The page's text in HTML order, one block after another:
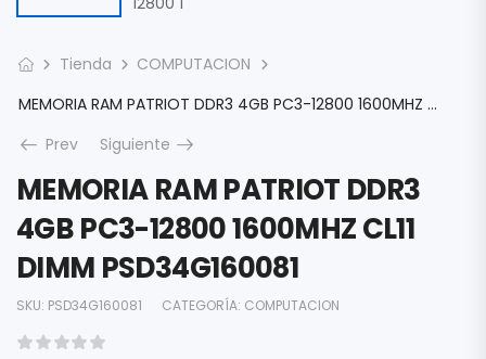
Tienda
COMPUTACION
MEMORIA RAM PATRIOT DDR3 4GB PC3-12800 1600MHZ CL11 DIMM PSD34G160081
Prev
Siguiente
MEMORIA RAM PATRIOT DDR3
4GB PC3-12800 1600MHZ CL11
DIMM PSD34G160081
SKU: PSD34G160081 CATEGORÍA: COMPUTACION